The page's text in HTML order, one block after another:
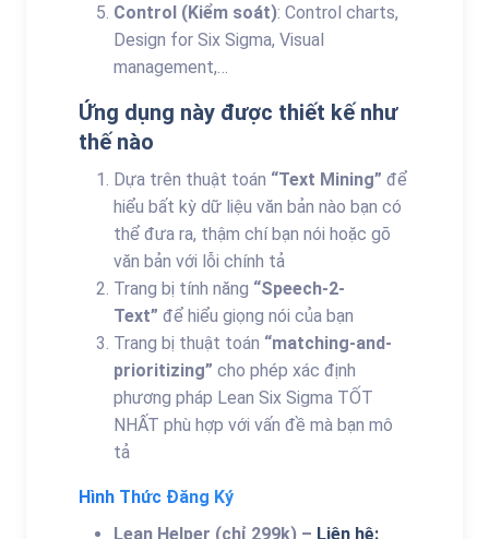
Control (Kiểm soát): Control charts,
Design for Six Sigma, Visual
management,…
Ứng dụng này được thiết kế như
thế nào
Dựa trên thuật toán “Text Mining” để
hiểu bất kỳ dữ liệu văn bản nào bạn có
thể đưa ra, thậm chí bạn nói hoặc gõ
văn bản với lỗi chính tả
Trang bị tính năng “Speech-2-
Text” để hiểu giọng nói của bạn
Trang bị thuật toán “matching-and-
prioritizing” cho phép xác định
phương pháp Lean Six Sigma TỐT
NHẤT phù hợp với vấn đề mà bạn mô
tả
Hình Thức Đăng Ký
Lean Helper (chỉ 299k) – Liên hệ: